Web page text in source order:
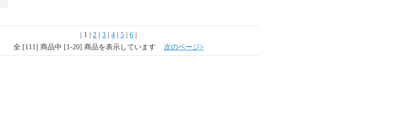
| 1 | 2 |3 |4 |5 |6 |
全 [111] 商品中 [1-20] 商品を表示しています 次のページ>